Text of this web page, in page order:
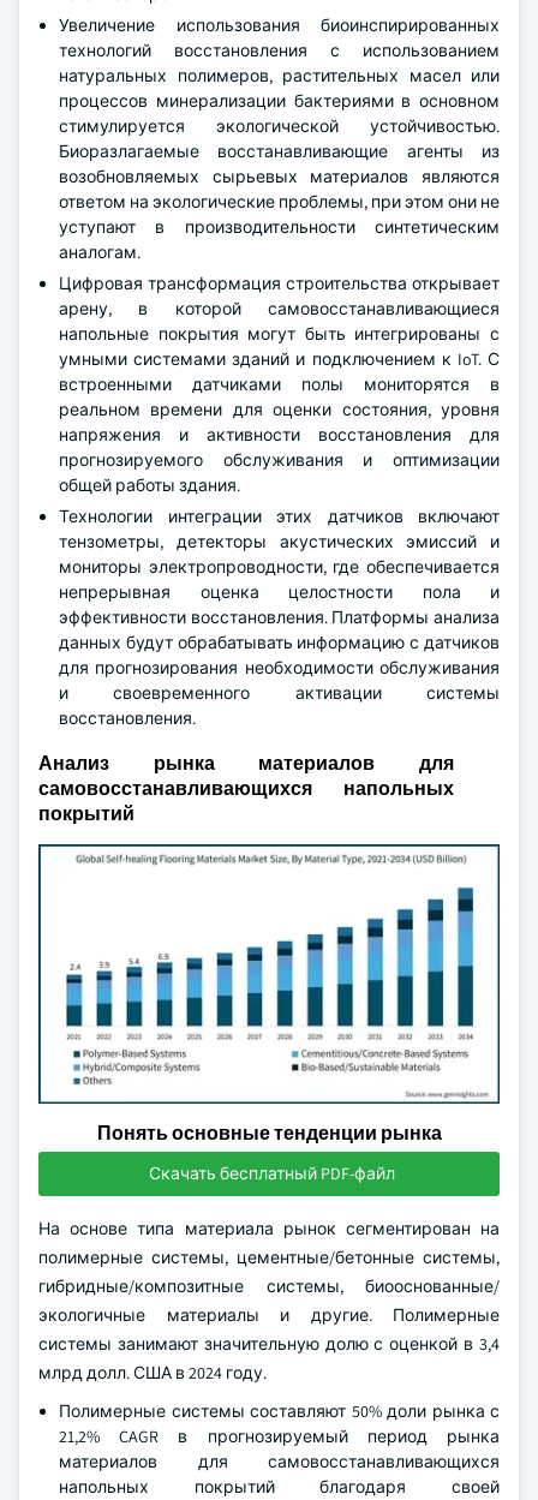
Увеличение использования биоинспирированных
технологий восстановления с использованием
натуральных полимеров, растительных масел или
процессов минерализации бактериями в основном
стимулируется экологической устойчивостью.
Биоразлагаемые восстанавливающие агенты из
возобновляемых сырьевых материалов являются
ответом на экологические проблемы, при этом они не
уступают в производительности синтетическим
аналогам.
Цифровая трансформация строительства открывает
арену, в которой самовосстанавливающиеся
напольные покрытия могут быть интегрированы с
умными системами зданий и подключением к IoT. С
встроенными датчиками полы мониторятся в
реальном времени для оценки состояния, уровня
напряжения и активности восстановления для
прогнозируемого обслуживания и оптимизации
общей работы здания.
Технологии интеграции этих датчиков включают
тензометры, детекторы акустических эмиссий и
мониторы электропроводности, где обеспечивается
непрерывная оценка целостности пола и
эффективности восстановления. Платформы анализа
данных будут обрабатывать информацию с датчиков
для прогнозирования необходимости обслуживания
и своевременного активации системы
восстановления.
Анализ рынка материалов для
самовосстанавливающихся напольных
покрытий
Понять основные тенденции рынка
Скачать бесплатный PDF-файл
На основе типа материала рынок сегментирован на
полимерные системы, цементные/бетонные системы,
гибридные/композитные системы, биооснованные/
экологичные материалы и другие. Полимерные
системы занимают значительную долю с оценкой в 3,4
млрд долл. США в 2024 году.
Полимерные системы составляют 50% доли рынка с
21,2% CAGR в прогнозируемый период рынка
материалов для самовосстанавливающихся
напольных покрытий благодаря своей